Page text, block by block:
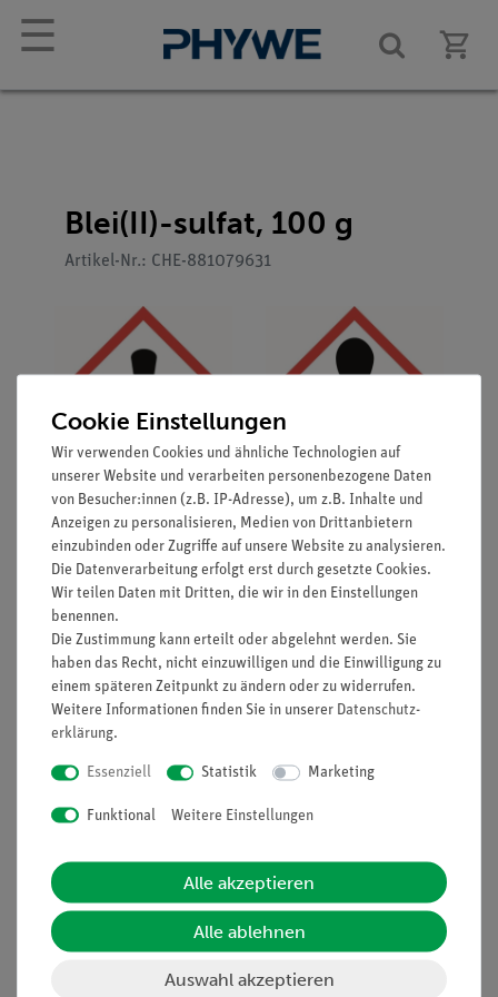
☰
Blei(II)-sulfat, 100 g
Artikel-Nr.: CHE-881079631
Funktion und Verwendung
Blei(II)-sulfat 99% reinst
GHS-Symbole(s): GHS07,GHS08,GHS09
Signalwort: Gefahr
H-Sätze: 302+332,360Df,373,410
P-Sätze: 201,260,280,301+312+330,308+313
UN-Nr: 3077
Verpackungsgruppe: 3
HINWEIS: Bitte beachten Sie, dass wir keine
ChemVerbotsV dürfen wir Chemikalien nur an
Wiederverkäufer, berufsmässige Verwender und
Cookie Einstellungen
Wir verwenden Cookies und ähnliche Technologien auf
unserer Website und verarbeiten personenbezogene Daten
von Besucher:innen (z.B. IP-Adresse), um z.B. Inhalte und
Anzeigen zu personalisieren, Medien von Drittanbietern
einzubinden oder Zugriffe auf unsere Website zu analysieren.
Die Datenverarbeitung erfolgt erst durch gesetzte Cookies.
Wir teilen Daten mit Dritten, die wir in den Einstellungen
benennen.
Die Zustimmung kann erteilt oder abgelehnt werden. Sie
haben das Recht, nicht einzuwilligen und die Einwilligung zu
einem späteren Zeitpunkt zu ändern oder zu widerrufen.
Weitere Informationen finden Sie in unserer Daten­schutz­
erklärung.
Essenziell Statistik Marketing
Funktional Weitere Einstellungen
Alle akzeptieren
Alle ablehnen
Auswahl akzeptieren